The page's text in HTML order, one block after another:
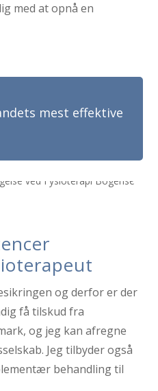
med at opnå en
mest effektive
og derfor er der
få tilskud fra
og jeg kan afregne
Jeg tilbyder også
behandling til